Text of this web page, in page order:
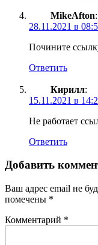
MikeAfton:
28.11.2021 в
Почините
Ответить
Кирилл:
15.11.2021 в
Не работает
Ответить
Добавить
Ваш адрес email не
помечены *
Комментарий *